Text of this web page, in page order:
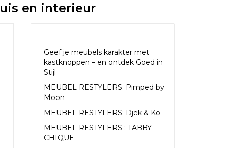
en interieur
Geef je meubels karakter met
kastknoppen – en ontdek Goed in
Stijl
MEUBEL RESTYLERS: Pimped by
Moon
MEUBEL RESTYLERS: Djek & Ko
MEUBEL RESTYLERS : TABBY
CHIQUE